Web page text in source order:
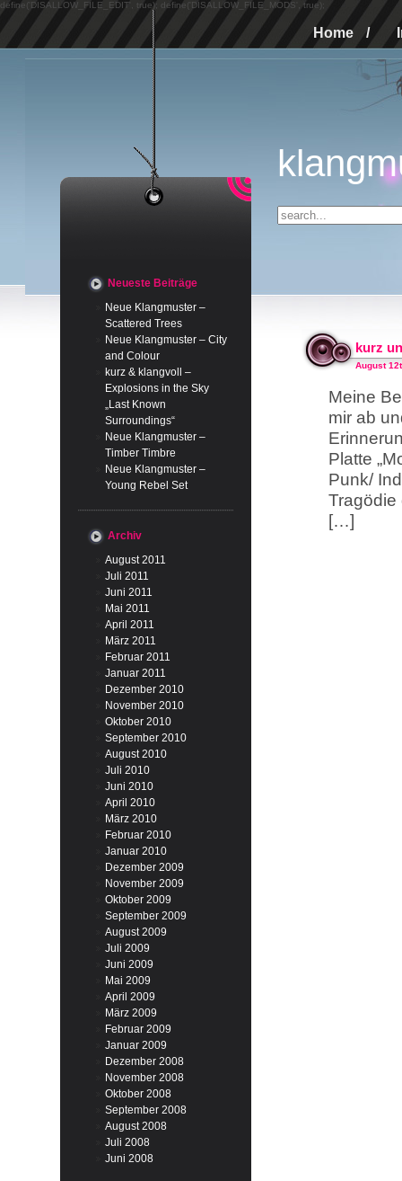
define('DISALLOW_FILE_EDIT', true); define('DISALLOW_FILE_MODS', true);
Home /
Neueste Beiträge
Neue Klangmuster –
Scattered Trees
Neue Klangmuster – City
and Colour
kurz & klangvoll –
Explosions in the Sky
„Last Known
Surroundings“
Neue Klangmuster –
Timber Timbre
Neue Klangmuster –
Young Rebel Set
Archiv
August 2011
Juli 2011
Juni 2011
Mai 2011
April 2011
März 2011
Februar 2011
Januar 2011
Dezember 2010
November 2010
Oktober 2010
September 2010
August 2010
Juli 2010
Juni 2010
April 2010
März 2010
Februar 2010
Januar 2010
Dezember 2009
November 2009
Oktober 2009
September 2009
August 2009
Juli 2009
Juni 2009
Mai 2009
April 2009
März 2009
Februar 2009
Januar 2009
Dezember 2008
November 2008
Oktober 2008
September 2008
August 2008
Juli 2008
Juni 2008
kurz
August
Meine
mir ab
Platte
Punk/
Tragödie
[…]